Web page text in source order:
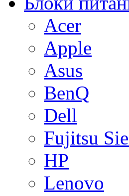
Acer
Apple
Asus
BenQ
Dell
Fujitsu
HP
Lenovo